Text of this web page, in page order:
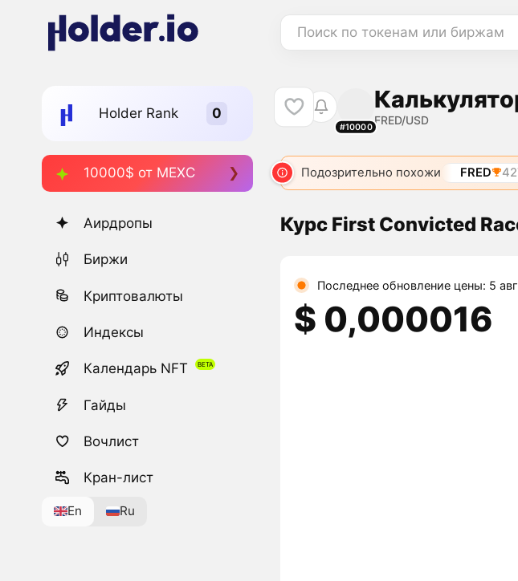
Поиск по токенам или биржам
Holder Rank
10000$ от MEXC
Аирдропы
Биржи
Криптовалюты
Индексы
Календарь NFT
Гайды
Вочлист
Кран-лист
En Ru
#10000
FRED/USD
Подозрительно похожи FRED
Курс First Convicted
Последнее обновление цены: 5
$ 0,000016